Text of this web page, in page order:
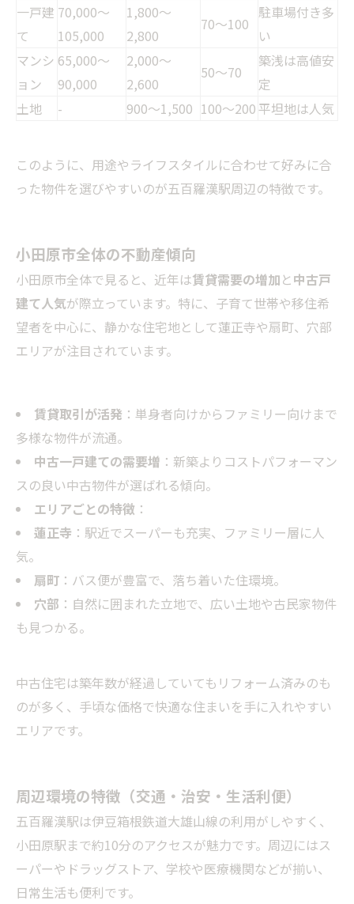
一戸建
て
70,000〜
105,000
1,800〜
2,800
70〜100
駐車場付き多
い
マンシ
ョン
65,000〜
90,000
2,000〜
2,600
50〜70
築浅は高値安
定
土地
- 900〜1,500 100〜200平坦地は人気
このように、用途やライフスタイルに合わせて好みに合
った物件を選びやすいのが五百羅漢駅周辺の特徴です。
小田原市全体の不動産傾向
小田原市全体で見ると、近年は賃貸需要の増加と中古戸
建て人気が際立っています。特に、子育て世帯や移住希
望者を中心に、静かな住宅地として蓮正寺や扇町、穴部
エリアが注目されています。
賃貸取引が活発 ：単身者向けからファミリー向けまで
多様な物件が流通。
中古一戸建ての需要増 ：新築よりコストパフォーマン
スの良い中古物件が選ばれる傾向。
エリアごとの特徴 ：
蓮正寺 ：駅近でスーパーも充実、ファミリー層に人
気。
扇町：バス便が豊富で、落ち着いた住環境。
穴部 ：自然に囲まれた立地で、広い土地や古民家物件
も見つかる。
中古住宅は築年数が経過していてもリフォーム済みのも
のが多く、手頃な価格で快適な住まいを手に入れやすい
エリアです。
周辺環境の特徴（交通・治安・生活利便）
五百羅漢駅は伊豆箱根鉄道大雄山線の利用がしやすく、
小田原駅まで約10分のアクセスが魅力です。周辺にはス
ーパーやドラッグストア、学校や医療機関などが揃い、
日常生活も便利です。